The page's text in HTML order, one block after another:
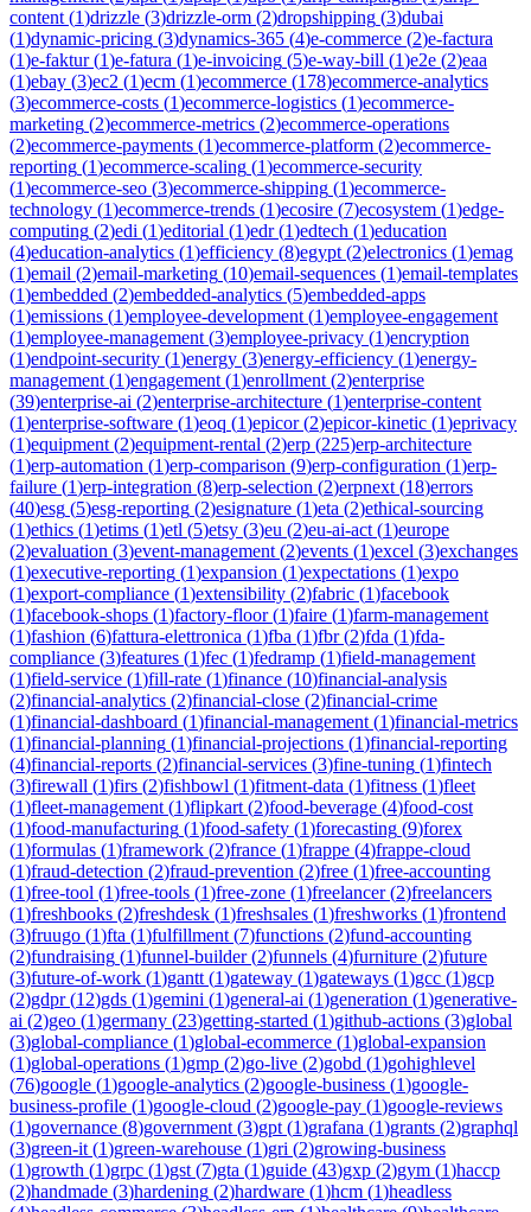
content (1)drizzle (3)drizzle-orm (2)dropshipping (3)dubai
(1)dynamic-pricing (3)dynamics-365 (4)e-commerce (2)e-factura
(1)e-faktur(1)e-fatura (1)e-invoicing (5)e-way-bill (1)e2e (2)eaa
(1)ebay (3)ec2 (1)ecm (1)ecommerce (178)ecommerce-analytics
(3)ecommerce-costs (1)ecommerce-logistics (1)ecommerce-
marketing (2)ecommerce-metrics (2)ecommerce-operations
(2)ecommerce-payments (1)ecommerce-platform (2)ecommerce-
reporting (1)ecommerce-scaling (1)ecommerce-security
(1)ecommerce-seo (3)ecommerce-shipping (1)ecommerce-
technology (1)ecommerce-trends (1)ecosire (7)ecosystem (1)edge-
computing (2)edi (1)editorial (1)edr(1)edtech (1)education
(4)education-analytics (1)efficiency (8)egypt (2)electronics (1)emag
(1)email (2)email-marketing (10)email-sequences (1)email-templates
(1)embedded (2)embedded-analytics (5)embedded-apps
(1)emissions (1)employee-development (1)employee-engagement
(1)employee-management (3)employee-privacy (1)encryption
(1)endpoint-security (1)energy (3)energy-efficiency (1)energy-
management (1)engagement (1)enrollment (2)enterprise
(39)enterprise-ai (2)enterprise-architecture (1)enterprise-content
(1)enterprise-software (1)eoq (1)epicor(2)epicor-kinetic (1)eprivacy
(1)equipment (2)equipment-rental (2)erp (225)erp-architecture
(1)erp-automation (1)erp-comparison (9)erp-configuration (1)erp-
failure (1)erp-integration (8)erp-selection (2)erpnext (18)errors
(40)esg (5)esg-reporting (2)esignature (1)eta (2)ethical-sourcing
(1)ethics (1)etims (1)etl (5)etsy (3)eu (2)eu-ai-act (1)europe
(2)evaluation (3)event-management (2)events (1)excel (3)exchanges
(1)executive-reporting (1)expansion (1)expectations (1)expo
(1)export-compliance (1)extensibility (2)fabric (1)facebook
(1)facebook-shops (1)factory-floor(1)faire (1)farm-management
(1)fashion (6)fattura-elettronica (1)fba (1)fbr(2)fda (1)fda-
compliance (3)features (1)fec (1)fedramp (1)field-management
(1)field-service (1)fill-rate (1)finance (10)financial-analysis
(2)financial-analytics (2)financial-close (2)financial-crime
(1)financial-dashboard (1)financial-management (1)financial-metrics
(1)financial-planning (1)financial-projections (1)financial-reporting
(4)financial-reports (2)financial-services (3)fine-tuning (1)fintech
(3)firewall (1)firs (2)fishbowl (1)fitment-data (1)fitness (1)fleet
(1)fleet-management (1)flipkart (2)food-beverage (4)food-cost
(1)food-manufacturing (1)food-safety (1)forecasting (9)forex
(1)formulas (1)framework (2)france (1)frappe (4)frappe-cloud
(1)fraud-detection (2)fraud-prevention (2)free (1)free-accounting
(1)free-tool (1)free-tools (1)free-zone (1)freelancer(2)freelancers
(1)freshbooks (2)freshdesk (1)freshsales (1)freshworks (1)frontend
(3)fruugo (1)fta (1)fulfillment (7)functions (2)fund-accounting
(2)fundraising (1)funnel-builder(2)funnels (4)furniture (2)future
(3)future-of-work (1)gantt (1)gateway (1)gateways (1)gcc (1)gcp
(2)gdpr(12)gds (1)gemini (1)general-ai (1)generation (1)generative-
ai (2)geo (1)germany (23)getting-started (1)github-actions (3)global
(3)global-compliance (1)global-ecommerce (1)global-expansion
(1)global-operations (1)gmp (2)go-live (2)gobd (1)gohighlevel
(76)google (1)google-analytics (2)google-business (1)google-
business-profile (1)google-cloud (2)google-pay (1)google-reviews
(1)governance (8)government (3)gpt (1)grafana (1)grants (2)graphql
(3)green-it (1)green-warehouse (1)gri (2)growing-business
(1)growth (1)grpc (1)gst (7)gta (1)guide (43)gxp (2)gym (1)haccp
(2)handmade (3)hardening (2)hardware (1)hcm (1)headless